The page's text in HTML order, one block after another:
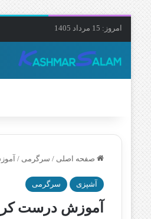
امروز: 15 مرداد 1405
صفحه اصلی / سرگرمی /
آشپزی سرگرمی
آموزش درست